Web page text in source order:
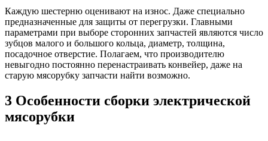
Каждую шестерню оценивают на износ. Даже специально
предназначенные для защиты от перегрузки. Главными
параметрами при выборе сторонних запчастей являются число
зубцов малого и большого кольца, диаметр, толщина,
посадочное отверстие. Полагаем, что производителю
невыгодно постоянно перенастраивать конвейер, даже на
старую мясорубку запчасти найти возможно.
3 Особенности сборки электрической
мясорубки